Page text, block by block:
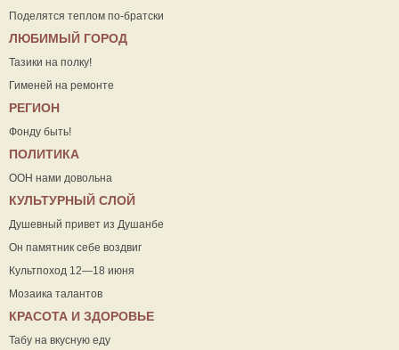
Поделятся теплом по-братски
ЛЮБИМЫЙ ГОРОД
Тазики на полку!
Гименей на ремонте
РЕГИОН
Фонду быть!
ПОЛИТИКА
ООН нами довольна
КУЛЬТУРНЫЙ СЛОЙ
Душевный привет из Душанбе
Он памятник себе воздвиг
Культпоход 12—18 июня
Мозаика талантов
КРАСОТА И ЗДОРОВЬЕ
Табу на вкусную еду